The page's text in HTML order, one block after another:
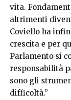
vita.
altrimenti
Coviello ha
crescita e per
Parlamento si
responsabilità
sono gli
difficoltà.”